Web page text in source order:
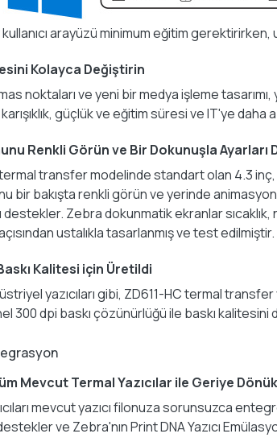
kullanıcı arayüzü minimum eğitim
Kolayca Değiştirin
noktaları ve yeni bir medya işleme
güçlük ve eğitim süresi ve IT'ye daha
Renkli Görün ve Bir Dokunuşla Ayarları
transfer modelinde standart olan 4.3 inç,
bir bakışta renkli görün ve yerinde
destekler. Zebra dokunmatik ekranlar sıcaklık,
ustalıkla tasarlanmış ve test edilmiştir.
Kalitesi için Üretildi
yazıcıları gibi, ZD611-HC termal
300 dpi baskı çözünürlüğü ile baskı kalitesini
Mevcut Termal Yazıcılar ile Geriye
mevcut yazıcı filonuza sorunsuzca
ve Zebra'nın Print DNA Yazıcı